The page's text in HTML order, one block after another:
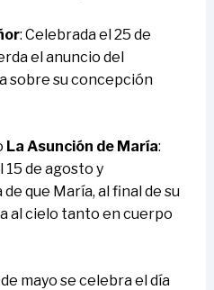
: Celebrada el 25 de
el anuncio del
sobre su concepción
La Asunción de María:
de agosto y
que María, al final de su
al cielo tanto en cuerpo
de mayo se celebra el día